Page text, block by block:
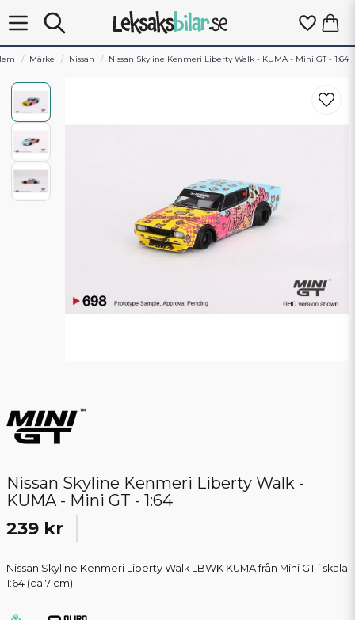
Märke Nissan Nissan Skyline Kenmeri Liberty Walk - KUMA - Mini GT - 1:64
Nissan Skyline Kenmeri Liberty Walk -
KUMA - Mini GT - 1:64
239 kr
Nissan Skyline Kenmeri Liberty Walk LBWK KUMA från Mini GT i skala
1:64 (ca 7 cm).